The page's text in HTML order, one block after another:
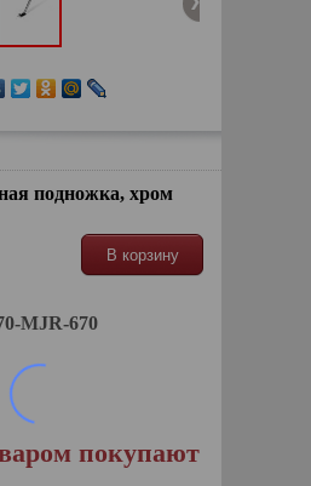
подножка, хром
В корзину
MJR-670
покупают